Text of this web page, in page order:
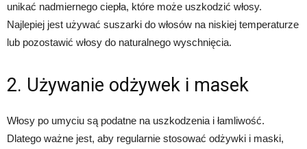
unikać nadmiernego ciepła, które może uszkodzić włosy.
Najlepiej jest używać suszarki do włosów na niskiej temperaturze
lub pozostawić włosy do naturalnego wyschnięcia.
2. Używanie odżywek i masek
Włosy po umyciu są podatne na uszkodzenia i łamliwość.
Dlatego ważne jest, aby regularnie stosować odżywki i maski,